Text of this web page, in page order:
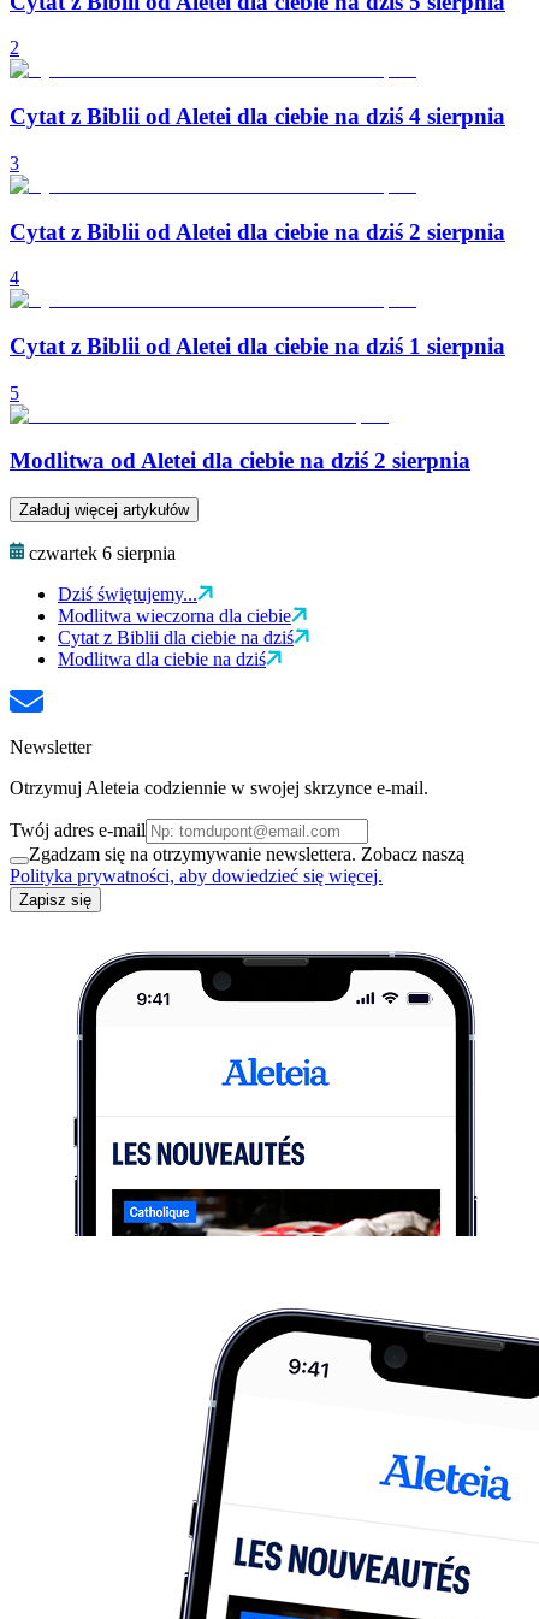
2
Cytat z Biblii od Aletei dla ciebie na dziś 4 sierpnia
3
Cytat z Biblii od Aletei dla ciebie na dziś 2 sierpnia
4
Cytat z Biblii od Aletei dla ciebie na dziś 1 sierpnia
5
Modlitwa od Aletei dla ciebie na dziś 2 sierpnia
Załaduj więcej artykułów
czwartek 6 sierpnia
Dziś świętujemy...
Modlitwa wieczorna dla ciebie
Cytat z Biblii dla ciebie na dziś
Modlitwa dla ciebie na dziś
Newsletter
Otrzymuj Aleteia codziennie w swojej skrzynce e-mail.
Twój adres e-mail
Zgadzam się na otrzymywanie newslettera. Zobacz naszą
Polityka prywatności, aby dowiedzieć się więcej.
Zapisz się